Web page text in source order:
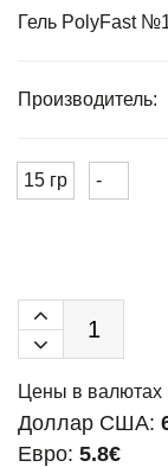
Гель PolyFast
Производитель:
15 гр -
Цены в валютах
Доллар США:
Евро: 5.8€